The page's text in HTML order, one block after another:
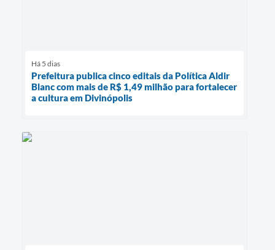
Há 5 dias
Prefeitura publica cinco editais da Política Aldir
Blanc com mais de R$ 1,49 milhão para fortalecer
a cultura em Divinópolis